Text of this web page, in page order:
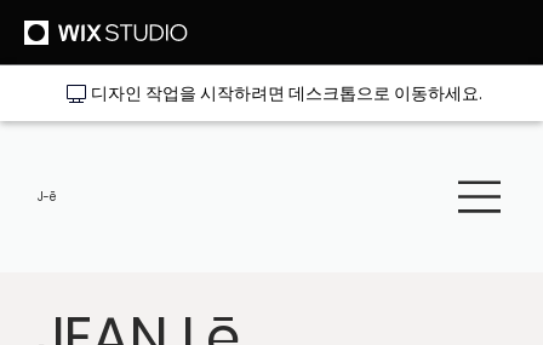
디자인 작업을 시작하려면 데스크톱으로 이동하세요.